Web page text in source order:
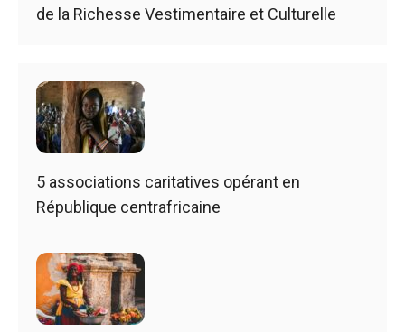
de la Richesse Vestimentaire et Culturelle
5 associations caritatives opérant en
République centrafricaine